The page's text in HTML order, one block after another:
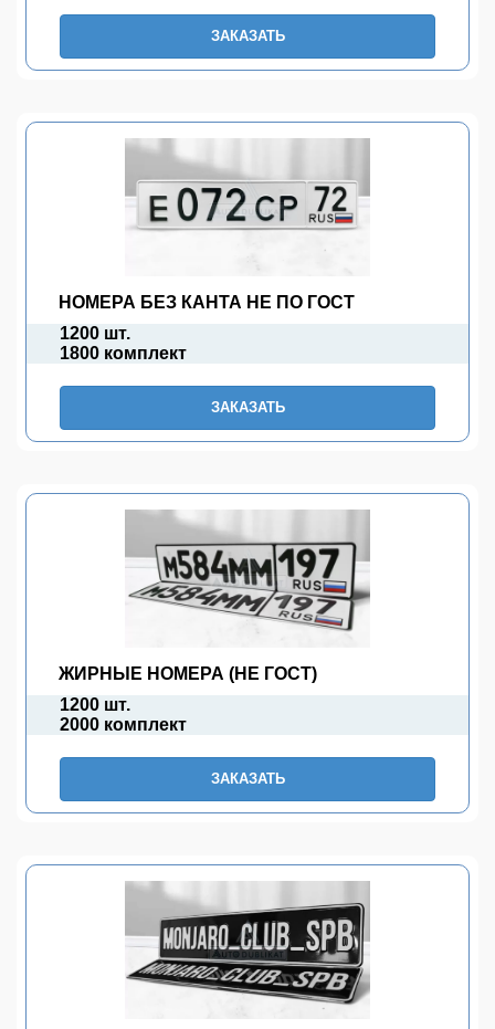
ЗАКАЗАТЬ
НОМЕРА БЕЗ КАНТА НЕ ПО ГОСТ
1200 шт.
1800 комплект
ЗАКАЗАТЬ
ЖИРНЫЕ НОМЕРА (НЕ ГОСТ)
1200 шт.
2000 комплект
ЗАКАЗАТЬ